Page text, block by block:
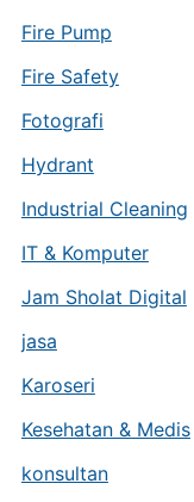
Fire Pump
Fire Safety
Fotografi
Hydrant
Industrial Cleaning
IT & Komputer
Jam Sholat Digital
jasa
Karoseri
Kesehatan & Medis
konsultan